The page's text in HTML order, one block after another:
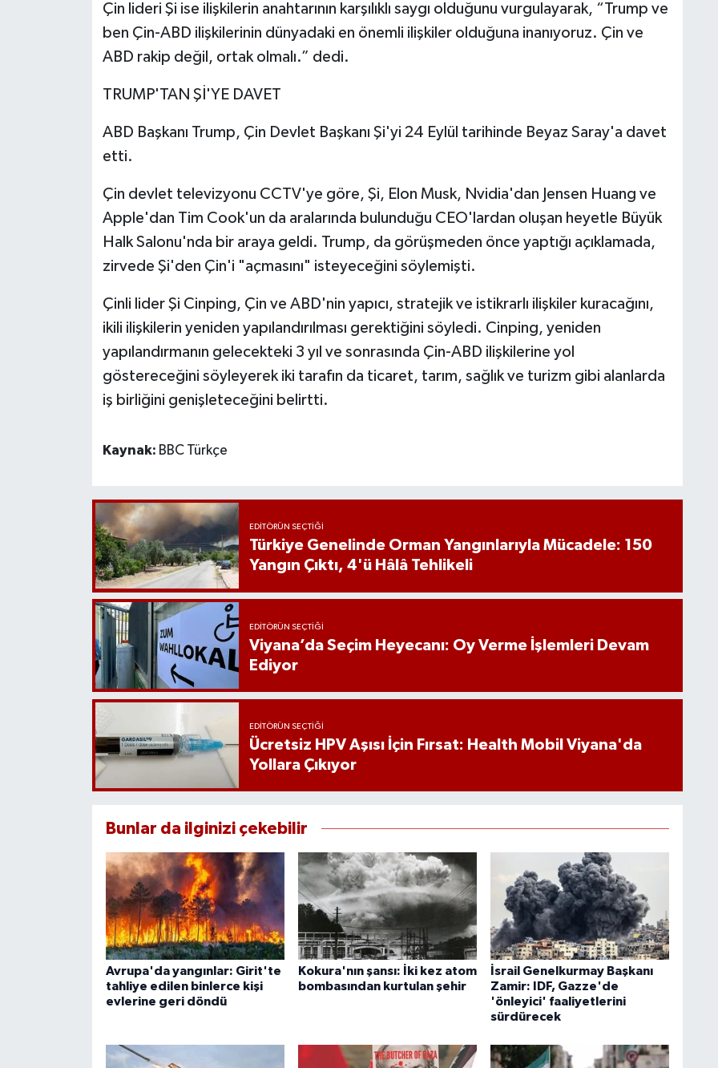
Çin lideri Şi ise ilişkilerin anahtarının karşılıklı saygı olduğunu vurgulayarak, “Trump ve
ben Çin-ABD ilişkilerinin dünyadaki en önemli ilişkiler olduğuna inanıyoruz. Çin ve
ABD rakip değil, ortak olmalı.” dedi.
TRUMP'TAN Şİ'YE DAVET
ABD Başkanı Trump, Çin Devlet Başkanı Şi'yi 24 Eylül tarihinde Beyaz Saray'a davet
etti.
Çin devlet televizyonu CCTV'ye göre, Şi, Elon Musk, Nvidia'dan Jensen Huang ve
Apple'dan Tim Cook'un da aralarında bulunduğu CEO'lardan oluşan heyetle Büyük
Halk Salonu'nda bir araya geldi. Trump, da görüşmeden önce yaptığı açıklamada,
zirvede Şi'den Çin'i "açmasını" isteyeceğini söylemişti.
Çinli lider Şi Cinping, Çin ve ABD'nin yapıcı, stratejik ve istikrarlı ilişkiler kuracağını,
ikili ilişkilerin yeniden yapılandırılması gerektiğini söyledi. Cinping, yeniden
yapılandırmanın gelecekteki 3 yıl ve sonrasında Çin-ABD ilişkilerine yol
göstereceğini söyleyerek iki tarafın da ticaret, tarım, sağlık ve turizm gibi alanlarda
iş birliğini genişleteceğini belirtti.
Kaynak: BBC Türkçe
EDITÖRÜN SEÇTIĞI
Türkiye Genelinde Orman Yangınlarıyla Mücadele: 150
Yangın Çıktı, 4'ü Hâlâ Tehlikeli
EDITÖRÜN SEÇTIĞI
Viyana’da Seçim Heyecanı: Oy Verme İşlemleri Devam
Ediyor
EDITÖRÜN SEÇTIĞI
Ücretsiz HPV Aşısı İçin Fırsat: Health Mobil Viyana'da
Yollara Çıkıyor
Bunlar da ilginizi çekebilir
Avrupa'da yangınlar: Girit'te
tahliye edilen binlerce kişi
evlerine geri döndü
Kokura'nın şansı: İki kez atom
bombasından kurtulan şehir
İsrail Genelkurmay Başkanı
Zamir: IDF, Gazze'de
'önleyici' faaliyetlerini
sürdürecek